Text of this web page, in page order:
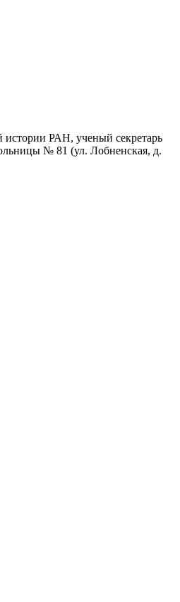
истории РАН, ученый секретарь
№ 81 (ул. Лобненская, д.